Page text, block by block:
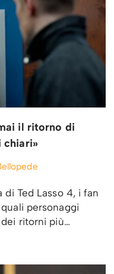
il ritorno di
chiari»
di Ted Lasso 4, i fan
personaggi
ritorni più…